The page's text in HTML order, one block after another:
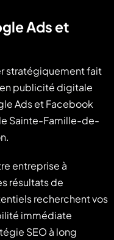
Ads et
stratégiquement fait
publicité digitale
Ads et Facebook
Sainte-Famille-de-
entreprise à
résultats de
recherchent vos
immédiate
SEO à long